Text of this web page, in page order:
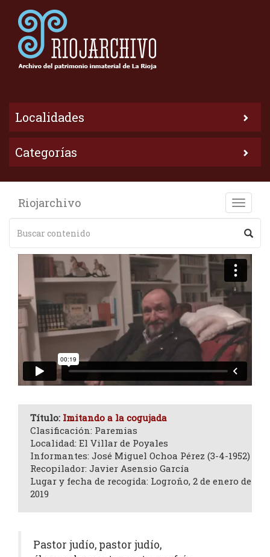
Localidades
Categorías
Toggle
Riojarchivo
Título: Imitando a la cogujada
Clasificación: Paremias
Localidad: El Villar de Poyales
Informantes: José Miguel Ochoa Pérez (3-4-1952)
Recopilador: Javier Asensio García
Lugar y fecha de recogida: Logroño, 2 de enero de
2019
Pastor judío, pastor judío,